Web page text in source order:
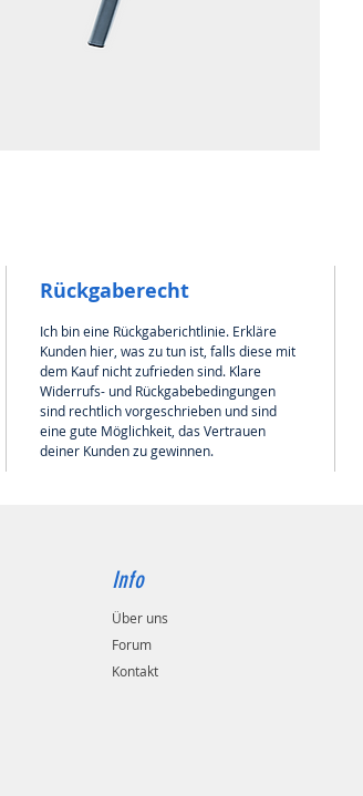
Rückgaberecht
Ich bin eine Rückgaberichtlinie. Erkläre
Kunden hier, was zu tun ist, falls diese mit
dem Kauf nicht zufrieden sind. Klare
Widerrufs- und Rückgabebedingungen
sind rechtlich vorgeschrieben und sind
eine gute Möglichkeit, das Vertrauen
deiner Kunden zu gewinnen.
Info
Über uns
Forum
Kontakt